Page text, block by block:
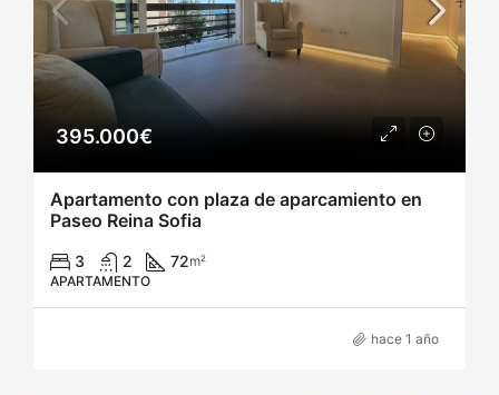
395.000€
Apartamento con plaza de aparcamiento en
Paseo Reina Sofia
3 2 72m²
APARTAMENTO
hace 1 año